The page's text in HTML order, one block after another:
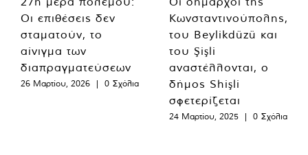
Οι επιθέσεις δεν
σταματούν, το
αίνιγμα των
διαπραγματεύσεων
26 Μαρτίου, 2026 | 0 Σχόλια
Κωνσταντινούπολης,
του Beylikdüzü και
του Şişli
αναστέλλονται, ο
δήμος Shişli
σφετερίζεται
24 Μαρτίου, 2025 | 0 Σχόλια